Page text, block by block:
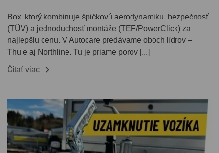
Box, ktorý kombinuje špičkovú aerodynamiku, bezpečnosť
(TÜV) a jednoduchosť montáže (TEF/PowerClick) za
najlepšiu cenu. V Autocare predávame oboch lídrov –
Thule aj Northline. Tu je priame porov [...]
Čítať viac 